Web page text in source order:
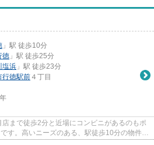
」駅 徒歩10分
徳 」駅 徒歩25分
塩浜 」駅 徒歩23分
行徳駅前 ４丁目
まで徒歩2分と近場にコンビニがあるのもポ
す。高いニーズのある、駅徒歩10分の物件で